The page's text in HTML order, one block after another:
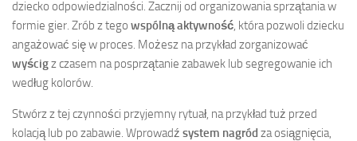
dziecko odpowiedzialności. Zacznij od organizowania sprzątania w
formie gier. Zrób z tego wspólną aktywność , która pozwoli dziecku
angażować się w proces. Możesz na przykład zorganizować
wyścigz czasem na posprzątanie zabawek lub segregowanie ich
według kolorów.
Stwórz z tej czynności przyjemny rytuał, na przykład tuż przed
kolacją lub po zabawie. Wprowadź system nagród za osiągnięcia,